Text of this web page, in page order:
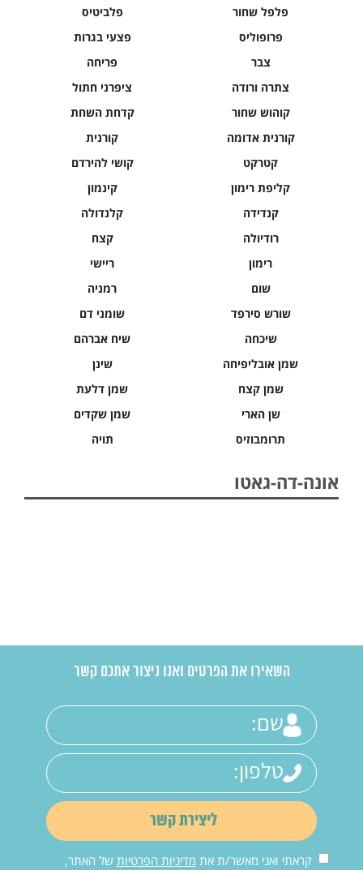
פלביטיס
פלפל שחור
פצעי בגרות
פרופוליס
פריחה
צבר
ציפרני חתול
צתרה ורודה
קדחת השחת
קוהוש שחור
קורנית
קורנית אדומה
קושי להירדם
קטרקט
קינמון
קליפת רימון
קלנדולה
קנדידה
קצח
רודיולה
ריישי
רימון
רמניה
שום
שומני דם
שורש סירפד
שיח אברהם
שיכחה
שינן
שמן אובליפיחה
שמן דלעת
שמן קצח
שמן שקדים
שן הארי
תויה
תרומבוזיס
אונה-דה-גאטו
השאירו את הפרטים ואנו ניצור אתכם קשר
קראתי ואני מאשר/ת את מדיניות הפרטיות של האתר,